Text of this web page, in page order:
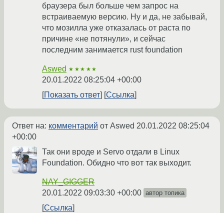
браузера был больше чем запрос на
встраиваемую версию. Ну и да, не забывай,
что мозилла уже отказалась от раста по
причине «не потянули», и сейчас
последним занимается rust foundation
Aswed ★★★★★
20.01.2022 08:25:04 +00:00
Показать ответ
Ссылка
Ответ на: комментарий от Aswed 20.01.2022 08:25:04
+00:00
Так они вроде и Servo отдали в Linux
Foundation. Обидно что вот так выходит.
NAY_GIGGER
20.01.2022 09:03:30 +00:00 автор топика
Ссылка